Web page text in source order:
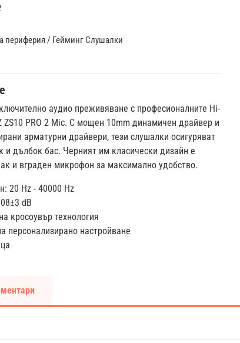
периферия/ Гейминг Слушалки
аудио преживяване с професионалните Hi-
ZS10 PRO 2 Mic. С мощен 10mm динамичен драйвер и
арматурни драйвери, тези слушалки осигуряват
и дълбок бас. Черният им класически дизайн е
и вграден микрофон за максимално удобство.
20 Hz - 40000 Hz
dB
кросоувър технология
персонализирано настройване